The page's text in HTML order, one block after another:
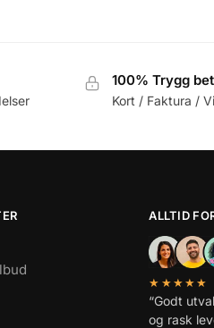
100% Trygg
Kort / Faktura /
ALLTID
★★★★★
“Godt
og rask